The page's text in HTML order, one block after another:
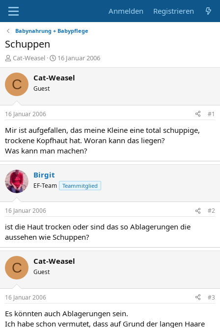
Anmelden Registrieren
Babynahrung + Babypflege
Schuppen
E
r
s
t
e
r
Cat-Weasel
E
r
s
t
a
16 Januar 2006
C Cat-Weasel
Guest
16 Januar 2006 #1
Mir ist aufgefallen, das meine Kleine eine total schuppige,
trockene Kopfhaut hat. Woran kann das liegen?
Was kann man machen?
Birgit
EF-Team Teammitglied
16 Januar 2006 #2
ist die Haut trocken oder sind das so Ablagerungen die
aussehen wie Schuppen?
C Cat-Weasel
Guest
16 Januar 2006 #3
Es könnten auch Ablagerungen sein.
Ich habe schon vermutet, dass auf Grund der langen Haare